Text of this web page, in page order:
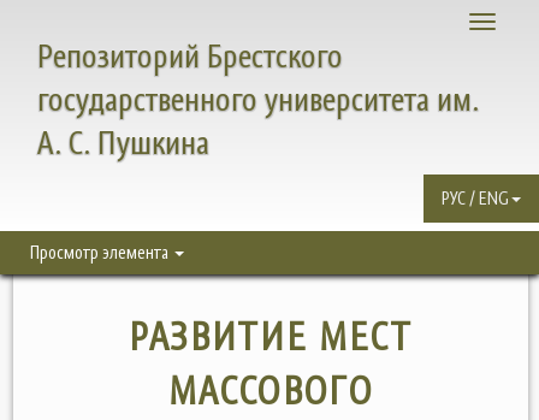
Toggle
Репозиторий Брестского
государственного университета им.
А. С. Пушкина
РУС / ENG
Просмотр элемента
РАЗВИТИЕ МЕСТ
МАССОВОГО